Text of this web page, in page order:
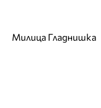
Милица Гладнишка